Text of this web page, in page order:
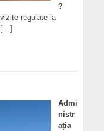
?
regulate la
[…]
Admi
nistr
ația